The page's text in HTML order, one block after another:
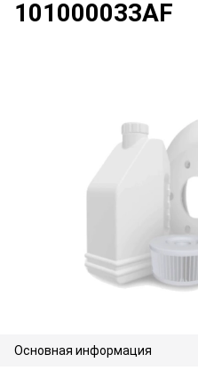
101000033AF
Основная информация